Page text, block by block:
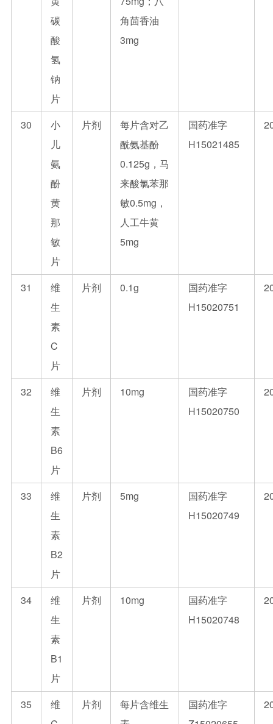
碳
酸
氢
钠
片
角茴香油
3mg
30
小
儿
氨
酚
黄
那
敏
片
片剂
每片含对乙
酰氨基酚
0.125g，马
来酸氯苯那
敏0.5mg，
人工牛黄
5mg
国药准字
H15021485
31
维
生
素
C
片
片剂 0.1g
国药准字
H15020751
32
维
生
素
B6
片
片剂 10mg
国药准字
H15020750
33
维
生
素
B2
片
片剂 5mg
国药准字
H15020749
34
维
生
素
B1
片
片剂 10mg
国药准字
H15020748
35
维
片剂
每片含维生
国药准字